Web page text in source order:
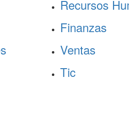
Recursos
Finanzas
Ventas
Tic